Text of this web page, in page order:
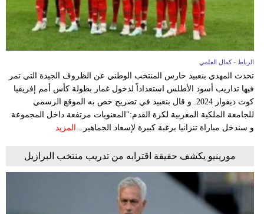
الرباط - كمال العلمي
تحدث المهدي بنعبيد حارس المنتخب الوطني عن الظروف الجيدة التي تمر
فيها تداريب أسود الأطلس استعداداً لدخول غمار بطولة كأس أمم إفريقيا
كوت ديفوار 2024. و قال بنعبيد في تصريح خص به الموقع الرسمي
للجامعة الملكية المغربية لكرة القدم:"المعنويات مرتفعة داخل المجموعة
و سندخل مباراة تنزانيا برغبة كبيرة لإسعاد الجماهير...
المزيد
مورينيو يكشف حقيقة اقترابه من تدريب منتخب البرازيل